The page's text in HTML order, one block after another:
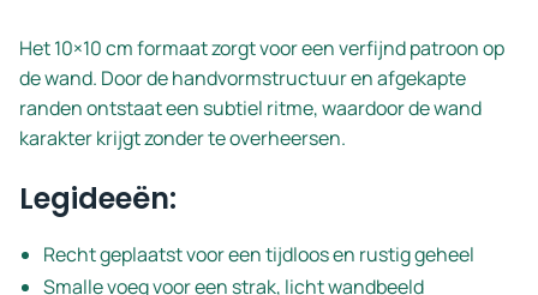
Het 10×10 cm formaat zorgt voor een verfijnd patroon op
de wand. Door de handvormstructuur en afgekapte
randen ontstaat een subtiel ritme, waardoor de wand
karakter krijgt zonder te overheersen.
Legideeën:
Recht geplaatst voor een tijdloos en rustig geheel
Smalle voeg voor een strak, licht wandbeeld